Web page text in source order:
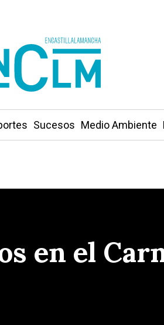
Sucesos Medio Ambiente
en el